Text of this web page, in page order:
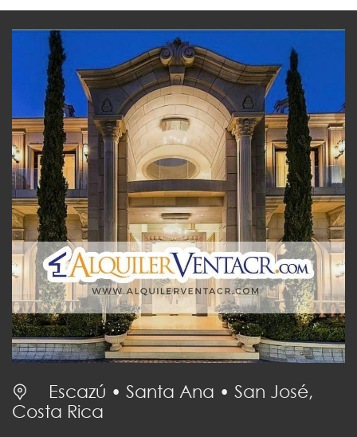
Escazú • Santa Ana • San José,
Costa Rica